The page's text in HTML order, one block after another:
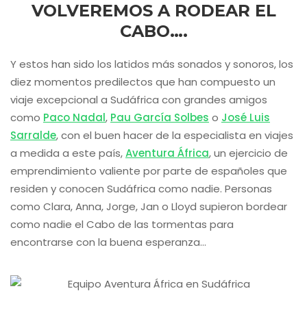
VOLVEREMOS A RODEAR EL
CABO….
Y estos han sido los latidos más sonados y sonoros, los
diez momentos predilectos que han compuesto un
viaje excepcional a Sudáfrica con grandes amigos
como Paco Nadal, Pau García Solbes o José Luis
Sarralde, con el buen hacer de la especialista en viajes
a medida a este país,Aventura África, un ejercicio de
emprendimiento valiente por parte de españoles que
residen y conocen Sudáfrica como nadie. Personas
como Clara, Anna, Jorge, Jan o Lloyd supieron bordear
como nadie el Cabo de las tormentas para
encontrarse con la buena esperanza…